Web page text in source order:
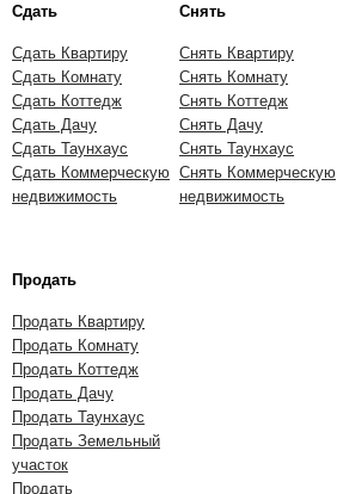
Сдать
Сдать Квартиру
Сдать Комнату
Сдать Коттедж
Сдать Дачу
Сдать Таунхаус
Сдать Коммерческую
недвижимость
Снять
Снять Квартиру
Снять Комнату
Снять Коттедж
Снять Дачу
Снять Таунхаус
Снять Коммерческую
недвижимость
Продать
Продать Квартиру
Продать Комнату
Продать Коттедж
Продать Дачу
Продать Таунхаус
Продать Земельный
участок
Продать